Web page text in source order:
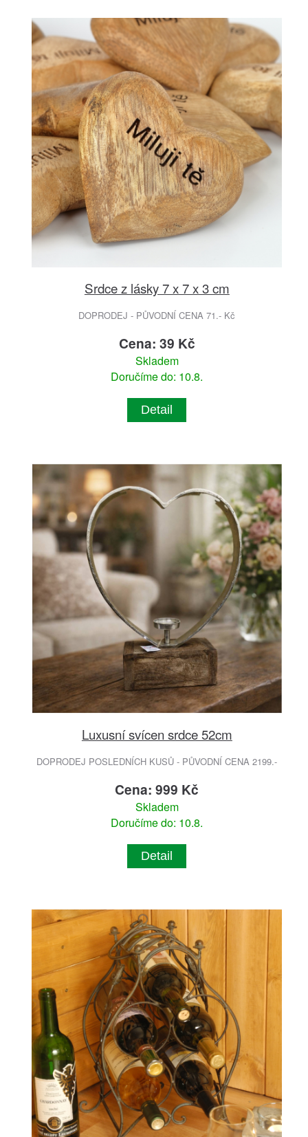
Srdce z lásky 7 x 7 x 3 cm
DOPRODEJ - PŮVODNÍ CENA 71.- Kč
Cena: 39 Kč
Skladem
Doručíme do: 10.8.
Detail
Luxusní svícen srdce 52cm
DOPRODEJ POSLEDNÍCH KUSŮ - PŮVODNÍ CENA 2199.-
Cena: 999 Kč
Skladem
Doručíme do: 10.8.
Detail